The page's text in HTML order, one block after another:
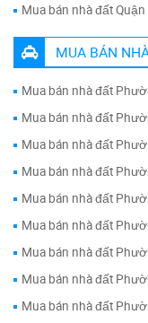
Mua bán nhà đất
MUA BÁN
Mua bán nhà đất
Mua bán nhà đất
Mua bán nhà đất
Mua bán nhà đất
Mua bán nhà đất
Mua bán nhà đất
Mua bán nhà đất
Mua bán nhà đất
Mua bán nhà đất